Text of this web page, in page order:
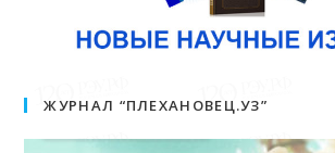
ЖУРНАЛ “ПЛЕХАНОВЕЦ.УЗ”